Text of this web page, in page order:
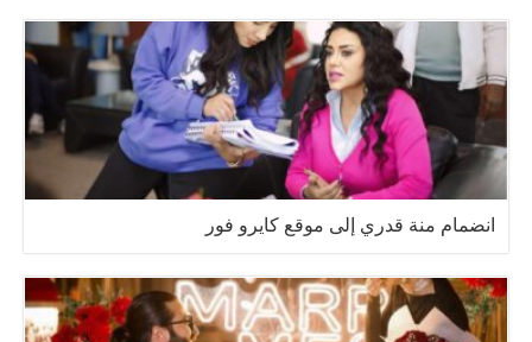
انضمام منة قدري إلى موقع كايرو فور